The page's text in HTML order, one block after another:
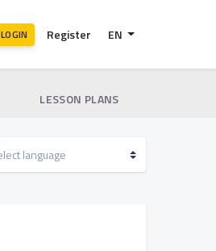
LOGIN Register EN
LESSON PLANS